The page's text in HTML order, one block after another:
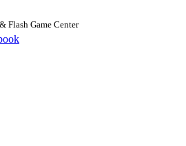
Flash Game Center